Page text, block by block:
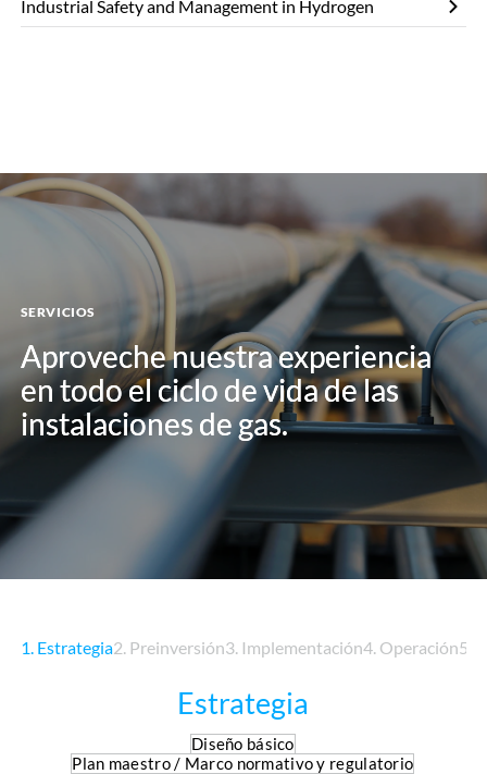
Industrial Safety and Management in Hydrogen
SERVICIOS
Aproveche nuestra experiencia
en todo el ciclo de vida de las
instalaciones de gas.
Aproveche nuestra experiencia
en todo el ciclo de vida de las
instalaciones de gas.
1. Estrategia2. Preinversión3. Implementación4. Operación5.
Estrategia
Diseño básico
Plan maestro / Marco normativo y regulatorio